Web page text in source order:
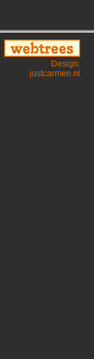
Design:
justcarmen.nl